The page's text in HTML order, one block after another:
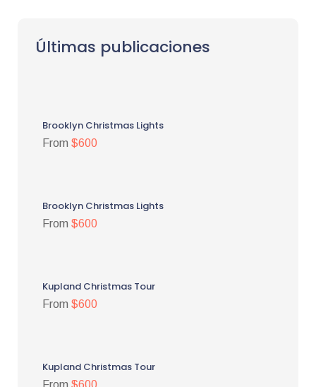
Últimas publicaciones
Brooklyn Christmas Lights
From $600
Brooklyn Christmas Lights
From $600
Kupland Christmas Tour
From $600
Kupland Christmas Tour
From $600